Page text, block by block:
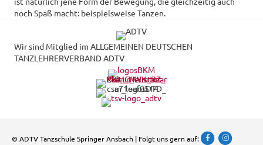
noch Spaß macht: beispielsweise Tanzen.
Wir sind Mitglied im ALLGEMEINEN DEUTSCHEN
TANZLEHRERVERBAND ADTV
© ADTV Tanzschule Springer Ansbach | Folgt uns gern auf:FacebookInstagram